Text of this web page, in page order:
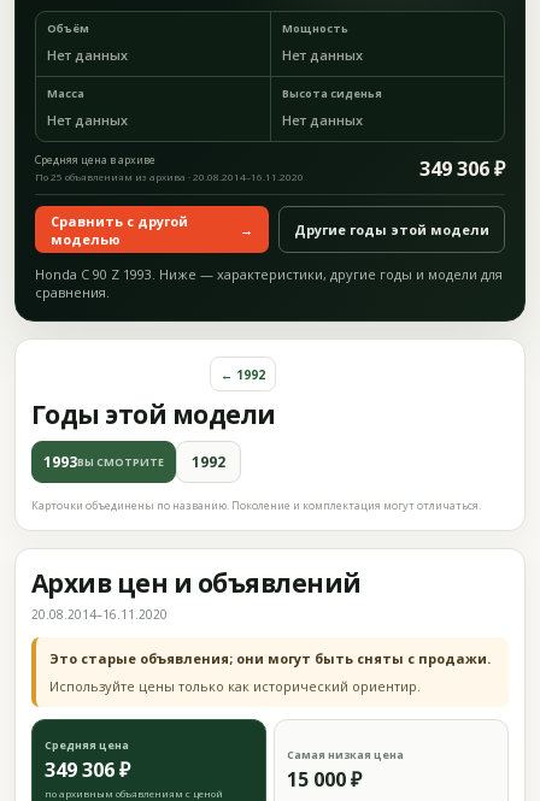
Объём
Нет данных
Мощность
Нет данных
Масса
Нет данных
Высота сиденья
Нет данных
Средняя цена в архиве 349 306 ₽
По 25 объявлениям из архива · 20.08.2014–16.11.2020
Сравнить с другой
моделью
→ Другие годы этой модели
Honda C 90 Z 1993. Ниже — характеристики, другие годы и модели для
сравнения.
Годы этой модели
← 1992
1993ВЫ СМОТРИТЕ 1992
Карточки объединены по названию. Поколение и комплектация могут отличаться.
Архив цен и объявлений
20.08.2014–16.11.2020
Это старые объявления; они могут быть сняты с продажи.
Используйте цены только как исторический ориентир.
Средняя цена
349 306 ₽
по архивным объявлениям с ценой
Самая низкая цена
15 000 ₽